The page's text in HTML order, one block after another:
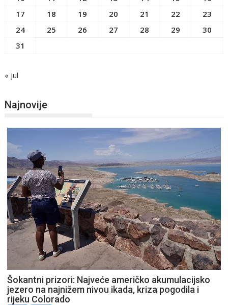
17
18 19 20 21 22
23
24
25 26 27 28 29
30
31
« jul
Najnovije
Šokantni prizori: Najveće američko akumulacijsko
jezero na najnižem nivou ikada, kriza pogodila i
rijeku Colorado